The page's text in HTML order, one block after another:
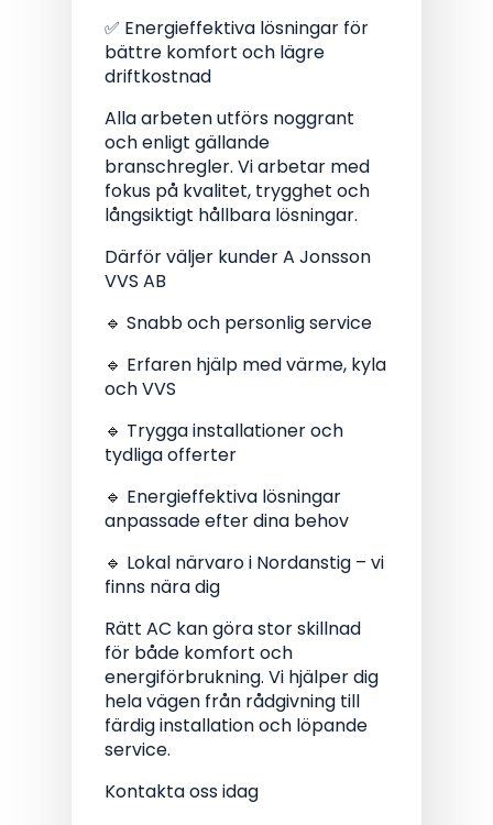
✅ Energieffektiva lösningar för
bättre komfort och lägre
driftkostnad
Alla arbeten utförs noggrant
och enligt gällande
branschregler. Vi arbetar med
fokus på kvalitet, trygghet och
långsiktigt hållbara lösningar.
Därför väljer kunder A Jonsson
VVS AB
🔹 Snabb och personlig service
🔹 Erfaren hjälp med värme, kyla
och VVS
🔹 Trygga installationer och
tydliga offerter
🔹 Energieffektiva lösningar
anpassade efter dina behov
🔹 Lokal närvaro i Nordanstig – vi
finns nära dig
Rätt AC kan göra stor skillnad
för både komfort och
energiförbrukning. Vi hjälper dig
hela vägen från rådgivning till
färdig installation och löpande
service.
Kontakta oss idag